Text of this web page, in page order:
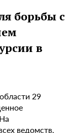
борьбы с
в
29
ведомств,